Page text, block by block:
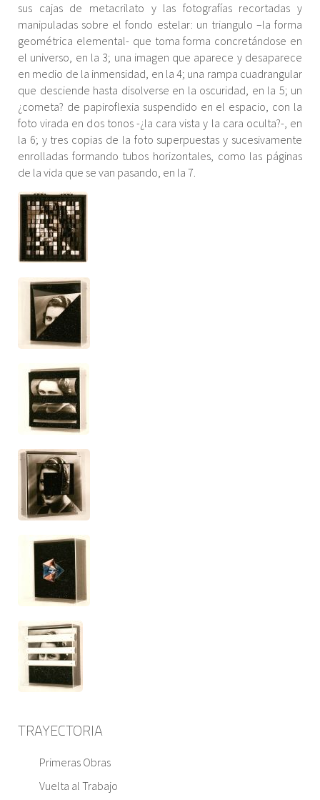
sus cajas de metacrilato y las fotografías recortadas y
manipuladas sobre el fondo estelar: un triangulo –la forma
geométrica elemental- que toma forma concretándose en
el universo, en la 3; una imagen que aparece y desaparece
en medio de la inmensidad, en la 4; una rampa cuadrangular
que desciende hasta disolverse en la oscuridad, en la 5; un
¿cometa? de papiroflexia suspendido en el espacio, con la
foto virada en dos tonos -¿la cara vista y la cara oculta?-, en
la 6; y tres copias de la foto superpuestas y sucesivamente
enrolladas formando tubos horizontales, como las páginas
de la vida que se van pasando, en la 7.
TRAYECTORIA
Primeras Obras
Vuelta al Trabajo